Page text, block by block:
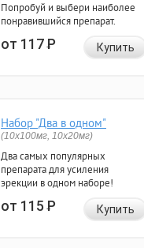
Попробуй и выбери наиболее
понравившийся препарат.
от 117Р Купить
Набор "Два в одном"
(10x100мг, 10x20мг)
Два самых популярных
препарата для усиления
эрекции в одном наборе!
от 115Р Купить